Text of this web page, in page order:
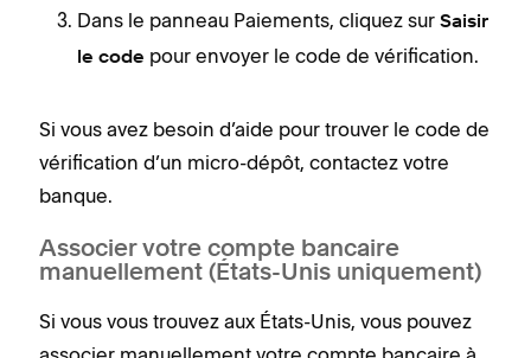
Dans le panneau Paiements, cliquez sur Saisir
le code pour envoyer le code de vérification.
Si vous avez besoin d’aide pour trouver le code de
vérification d’un micro-dépôt, contactez votre
banque.
Associer votre compte bancaire
manuellement (États-Unis uniquement)
Si vous vous trouvez aux États-Unis, vous pouvez